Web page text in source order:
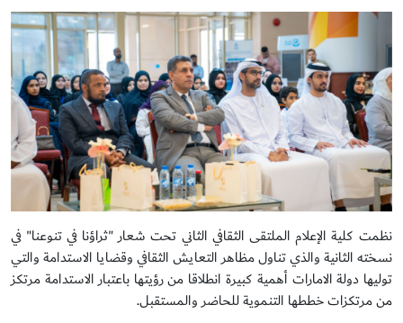
نظمت كلية الإعلام الملتقى الثقافي الثاني تحت شعار "ثراؤنا في تنوعنا" في
نسخته الثانية والذي تناول مظاهر التعايش الثقافي وقضايا الاستدامة والتي
توليها دولة الامارات أهمية كبيرة انطلاقا من رؤيتها باعتبار الاستدامة مرتكز
من مرتكزات خططها التنموية للحاضر والمستقبل.